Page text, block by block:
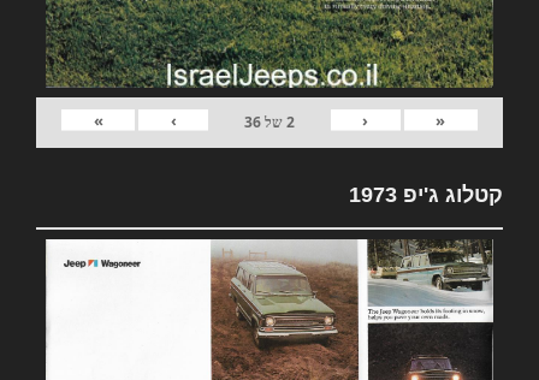
«
‹
2של36
›
»
קטלוג ג'יפ 1973